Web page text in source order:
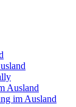
Ausland
im Ausland